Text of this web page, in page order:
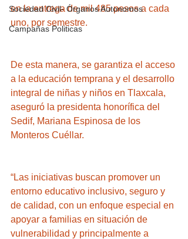
Sociedad Civil- Órganos Autonomos
Campañas Politicas
en la entrega de mil 485 pesos a cada
uno, por semestre.
De esta manera, se garantiza el acceso
a la educación temprana y el desarrollo
integral de niñas y niños en Tlaxcala,
aseguró la presidenta honorífica del
Sedif, Mariana Espinosa de los
Monteros Cuéllar.
“Las iniciativas buscan promover un
entorno educativo inclusivo, seguro y
de calidad, con un enfoque especial en
apoyar a familias en situación de
vulnerabilidad y principalmente a